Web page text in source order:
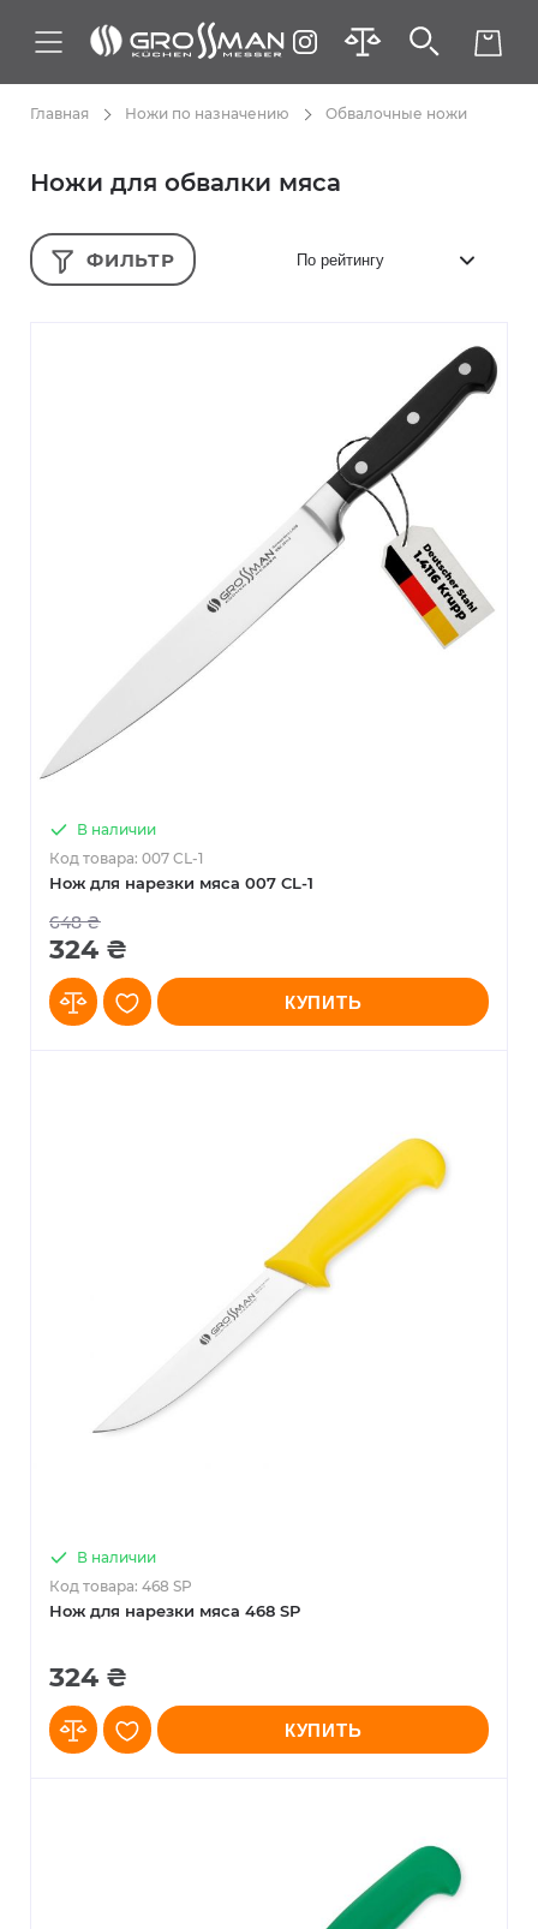
Главная Ножи по назначению Обвалочные ножи
Ножи для обвалки мяса
Нож для нарезки мяса 007 CL-1
В наличии
Код товара: 007 CL-1
324 ₴
648 ₴
КУПИТЬ
Нож для нарезки мяса 468 SP
В наличии
Код товара: 468 SP
324 ₴
КУПИТЬ
ФИЛЬТР